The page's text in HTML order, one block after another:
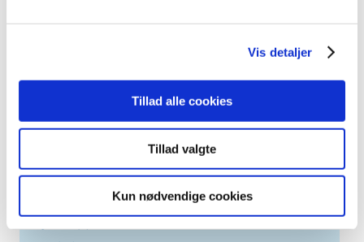
Vis detaljer
Tillad alle cookies
Tillad valgte
Kun nødvendige cookies
juni (3)
marts (3)